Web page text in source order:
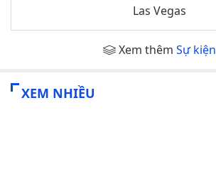
Las Vegas
Xem thêm Sự kiện
XEM NHIỀU